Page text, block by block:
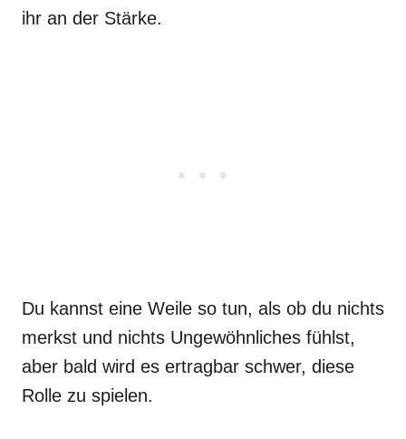
ihr an der Stärke.
Du kannst eine Weile so tun, als ob du nichts
merkst und nichts Ungewöhnliches fühlst,
aber bald wird es ertragbar schwer, diese
Rolle zu spielen.